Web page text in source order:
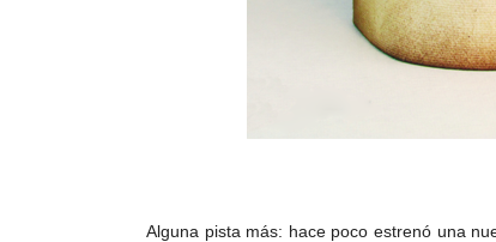
Alguna pista más: hace poco estrenó una